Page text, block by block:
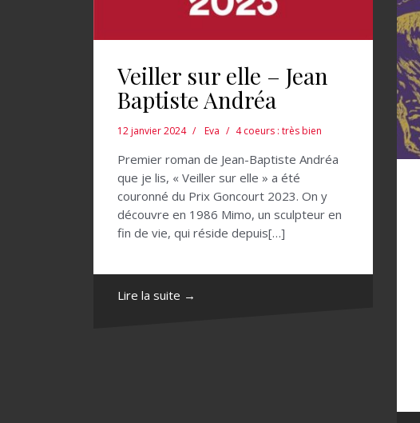
Veiller sur elle – Jean
Baptiste Andréa
12 janvier 2024 Eva 4 coeurs : très bien
Premier roman de Jean-Baptiste Andréa
que je lis, « Veiller sur elle » a été
couronné du Prix Goncourt 2023. On y
découvre en 1986 Mimo, un sculpteur en
fin de vie, qui réside depuis[…]
Lire la suite →